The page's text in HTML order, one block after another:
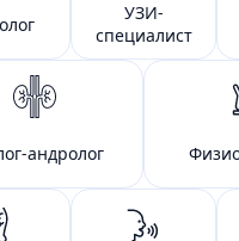
УЗИ-
специалист
андролог